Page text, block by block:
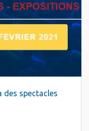
des spectacles